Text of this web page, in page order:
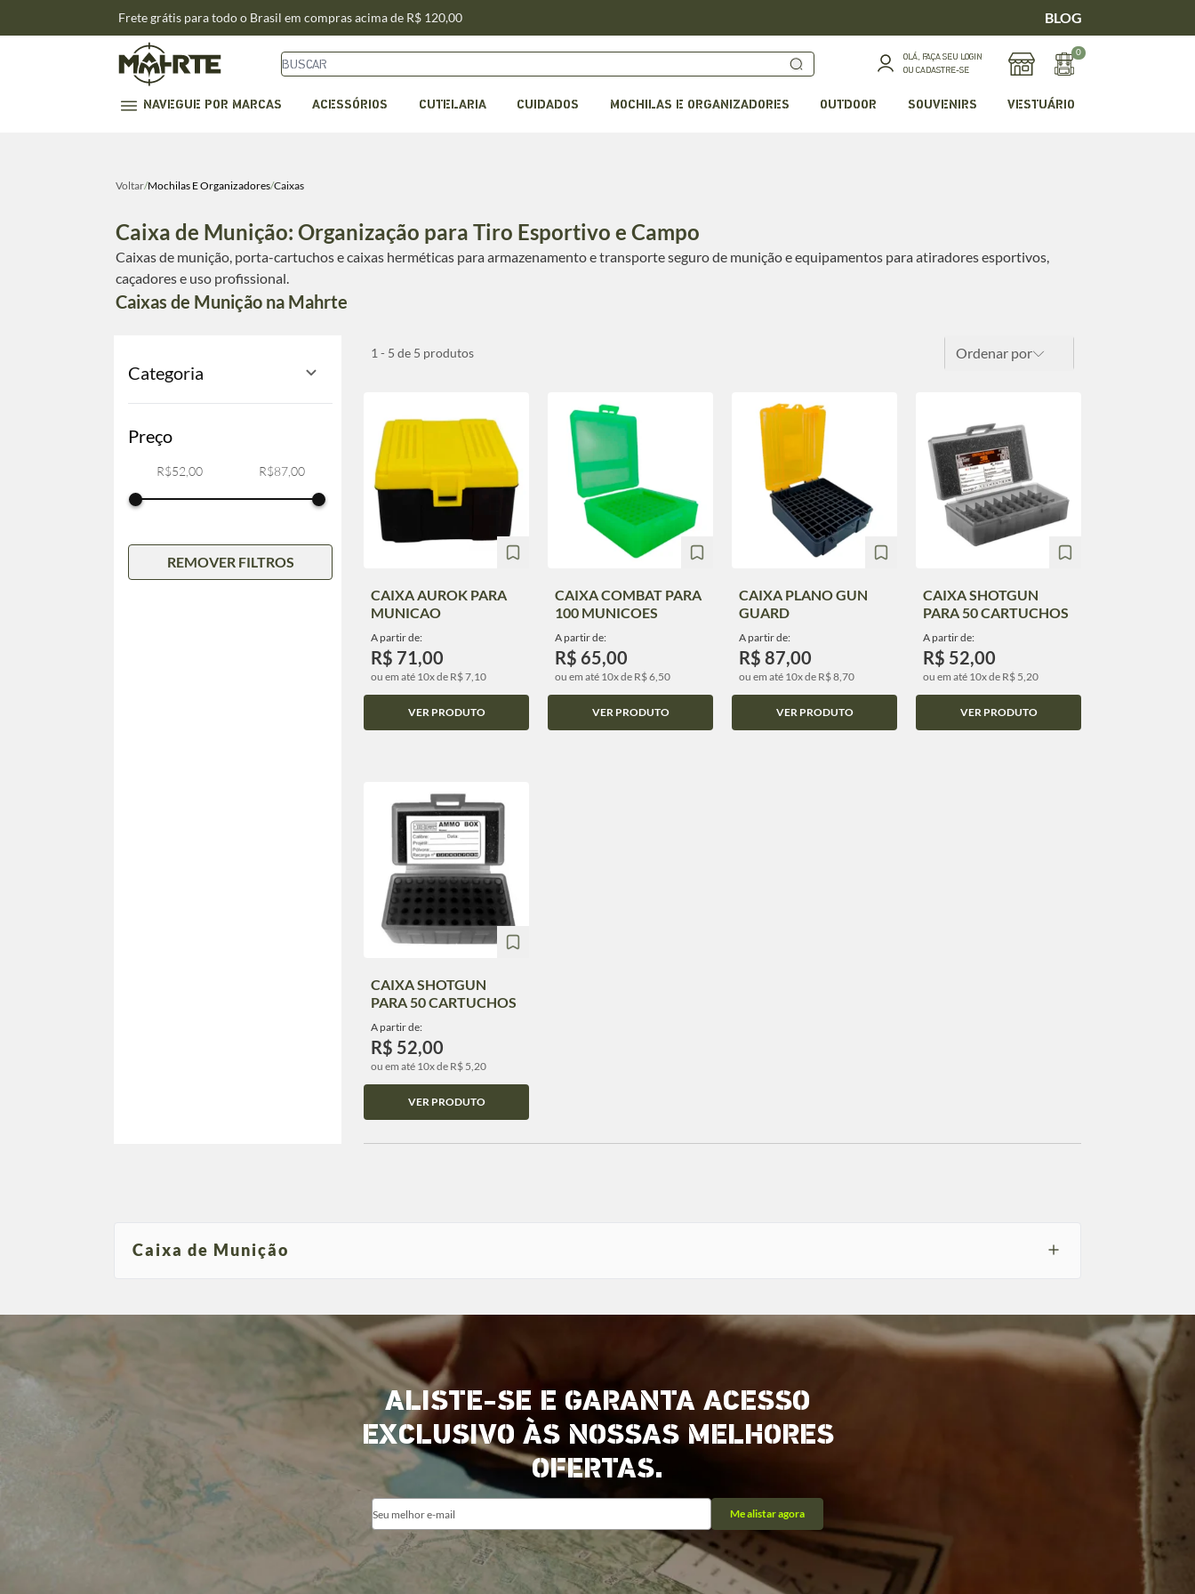
Frete grátis para todo o Brasil em compras acima de R$ 120,00 BLOG
OLÁ, FAÇA SEU LOGIN
OU CADASTRE-SE
0
NAVEGUE POR MARCAS ACESSÓRIOS CUTELARIA CUIDADOS MOCHILAS E ORGANIZADORES OUTDOOR SOUVENIRS VESTUÁRIO
Voltar/Mochilas E Organizadores/Caixas
Caixa de Munição: Organização para Tiro Esportivo e Campo
Caixas de munição, porta-cartuchos e caixas herméticas para armazenamento e transporte seguro de munição e equipamentos para atiradores esportivos,
caçadores e uso profissional.
Caixas de Munição na Mahrte
Categoria
Preço
REMOVER FILTROS
1 - 5 de 5 produtos Ordenar por
CAIXA AUROK PARA
MUNICAO
A partir de:
R$ 71,00
ou em até 10x de R$ 7,10
VER PRODUTO
CAIXA COMBAT PARA
100 MUNICOES
A partir de:
R$ 65,00
ou em até 10x de R$ 6,50
VER PRODUTO
CAIXA PLANO GUN
GUARD
A partir de:
R$ 87,00
ou em até 10x de R$ 8,70
VER PRODUTO
CAIXA SHOTGUN
PARA 50 CARTUCHOS
A partir de:
R$ 52,00
ou em até 10x de R$ 5,20
VER PRODUTO
CAIXA SHOTGUN
PARA 50 CARTUCHOS
A partir de:
R$ 52,00
ou em até 10x de R$ 5,20
VER PRODUTO
Caixa de Munição
ALISTE-SE E GARANTA ACESSO
EXCLUSIVO ÀS NOSSAS MELHORES
OFERTAS.
Me alistar agora